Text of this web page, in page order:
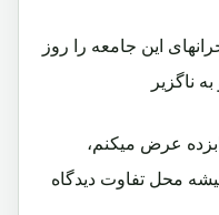
این جامعه را روز
ناگزیر
عرض میکنم،
محل تفاوت دیدگاه